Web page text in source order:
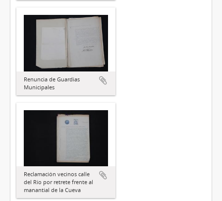
Renuncia de Guardias
Municipales
Reclamación vecinos calle
del Río por retrete frente al
manantial de la Cueva